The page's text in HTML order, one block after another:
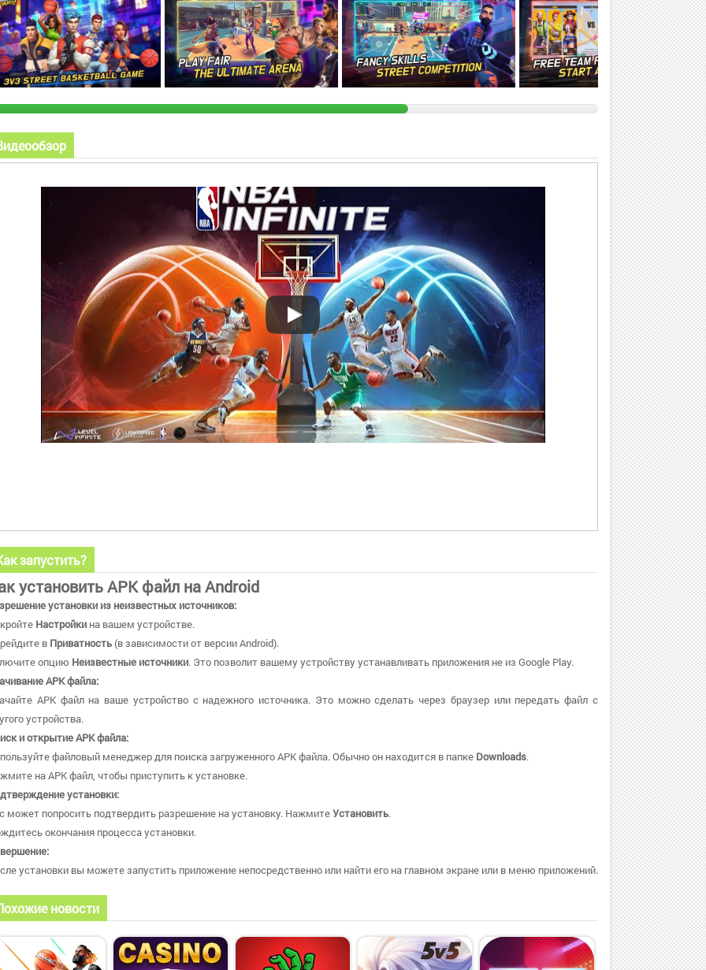
запустить?
установить APK файл на Android
установки из неизвестных источников:
Настройки на вашем устройстве.
в Приватность (в зависимости от версии Android).
опцию Неизвестные источники. Это позволит вашему устройству устанавливать приложения не из Google Play.
APK файла:
APK файл на ваше устройство с надежного источника. Это можно сделать через браузер или передать файл с
устройства.
и открытие APK файла:
файловый менеджер для поиска загруженного APK файла. Обычно он находится в папке Downloads.
на APK файл, чтобы приступить к установке.
установки:
может попросить подтвердить разрешение на установку. НажмитеУстановить.
окончания процесса установки.
установки вы можете запустить приложение непосредственно или найти его на главном экране или в меню приложений.
новости